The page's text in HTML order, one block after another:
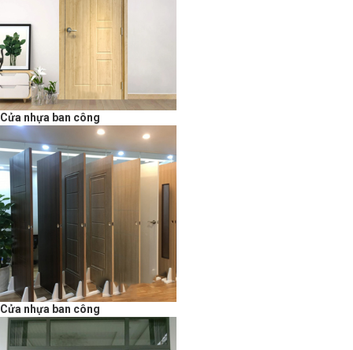
Cửa nhựa ban công
Cửa nhựa ban công